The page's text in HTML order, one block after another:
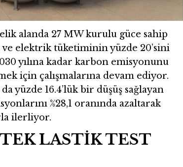
alanda 27 MW kurulu güce sahip
ve elektrik tüketiminin yüzde 20’sini
yılına kadar karbon emisyonunu
için çalışmalarına devam ediyor.
yüzde 16.4’lük bir düşüş sağlayan
%28,1 oranında azaltarak
ilerliyor.
LASTİK TEST